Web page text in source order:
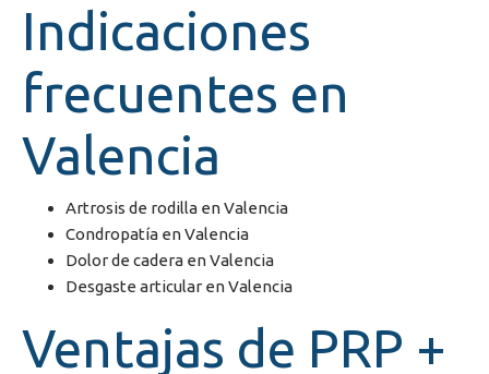
Indicaciones
frecuentes en
Valencia
Artrosis de rodilla en Valencia
Condropatía en Valencia
Dolor de cadera en Valencia
Desgaste articular en Valencia
Ventajas de PRP +